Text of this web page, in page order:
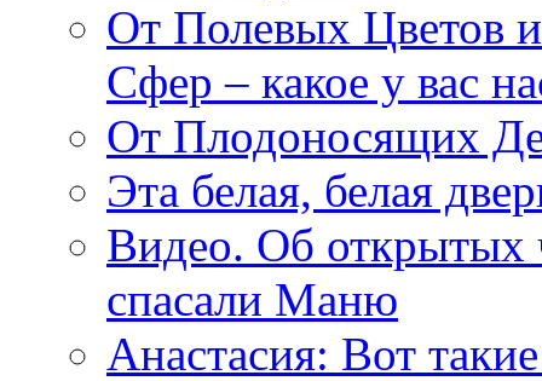
От Полевых Цветов
Сфер – какое у вас
От Плодоносящих
Эта белая, белая
Видео. Об открытых
спасали Маню
Анастасия: Вот